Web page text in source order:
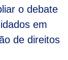
o debate
em
de direitos